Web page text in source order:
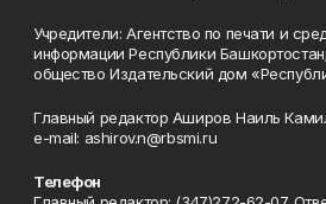
Учредители: Агентство по печати и
информации Республики
общество Издательский дом
Главный редактор Аширов Наиль
e-mail: ashirov.n@rbsmi.ru
Телефон